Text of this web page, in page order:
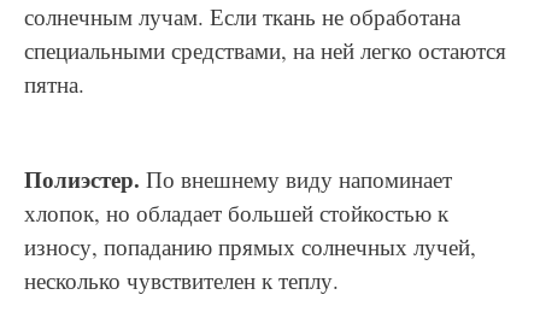
солнечным лучам. Если ткань не обработана
специальными средствами, на ней легко остаются
пятна.
Полиэстер. По внешнему виду напоминает
хлопок, но обладает большей стойкостью к
износу, попаданию прямых солнечных лучей,
несколько чувствителен к теплу.